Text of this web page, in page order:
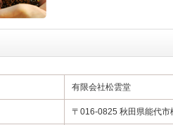
有限会社松雲堂
〒016-0825 秋田県能代市